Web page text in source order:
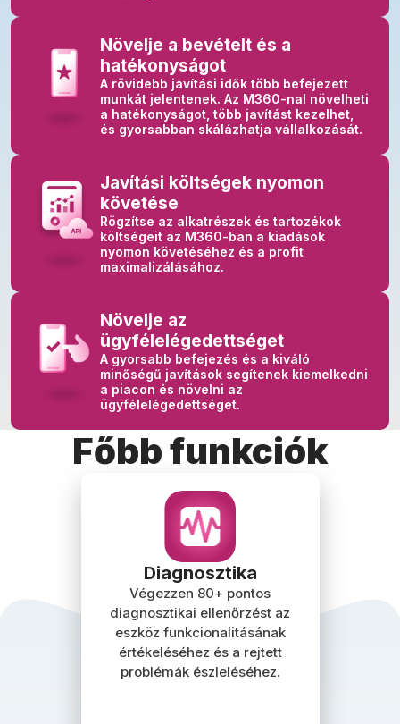
Növelje a bevételt és a
hatékonyságot
A rövidebb javítási idők több befejezett
munkát jelentenek. Az M360-nal növelheti
a hatékonyságot, több javítást kezelhet,
és gyorsabban skálázhatja vállalkozását.
Javítási költségek nyomon
követése
Rögzítse az alkatrészek és tartozékok
költségeit az M360-ban a kiadások
nyomon követéséhez és a profit
maximalizálásához.
Növelje az
ügyfélelégedettséget
A gyorsabb befejezés és a kiváló
minőségű javítások segítenek kiemelkedni
a piacon és növelni az
ügyfélelégedettséget.
Főbb funkciók
Diagnosztika
Végezzen 80+ pontos
diagnosztikai ellenőrzést az
eszköz funkcionalitásának
értékeléséhez és a rejtett
problémák észleléséhez.